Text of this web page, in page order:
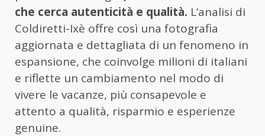
che cerca autenticità e qualità. L’analisi di
Coldiretti-Ixè offre così una fotografia
aggiornata e dettagliata di un fenomeno in
espansione, che coinvolge milioni di italiani
e riflette un cambiamento nel modo di
vivere le vacanze, più consapevole e
attento a qualità, risparmio e esperienze
genuine.